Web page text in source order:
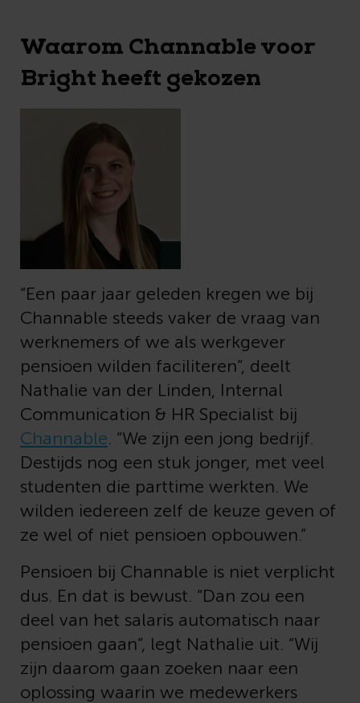
Waarom Channable voor
Bright heeft gekozen
“Een paar jaar geleden kregen we bij
Channable steeds vaker de vraag van
werknemers of we als werkgever
pensioen wilden faciliteren”, deelt
Nathalie van der Linden, Internal
Communication & HR Specialist bij
Channable. “We zijn een jong bedrijf.
Destijds nog een stuk jonger, met veel
studenten die parttime werkten. We
wilden iedereen zelf de keuze geven of
ze wel of niet pensioen opbouwen.”
Pensioen bij Channable is niet verplicht
dus. En dat is bewust. “Dan zou een
deel van het salaris automatisch naar
pensioen gaan”, legt Nathalie uit. “Wij
zijn daarom gaan zoeken naar een
oplossing waarin we medewerkers